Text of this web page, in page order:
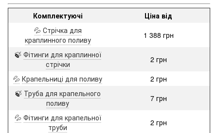
Комплектуючі
Ціна від
💦 Стрічка для
краплинного поливу
1 388 грн
🍃 Фітинги для краплинної
стрічки
2 грн
💦 Крапельниці для поливу
2 грн
🍃 Труба для крапельного
поливу
7 грн
💦 Фітинги для крапельної
труби
2 грн